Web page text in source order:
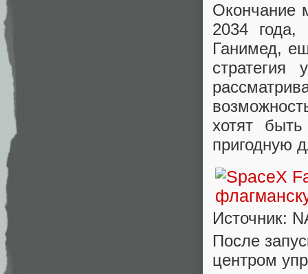
Окончание
2034 года,
Ганимед,
стратегия
хотят
пригодную
Источник:
После
центром